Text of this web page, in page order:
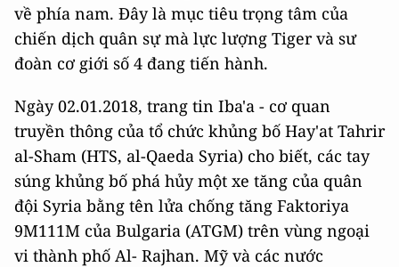
về phía nam. Đây là mục tiêu trọng tâm của
chiến dịch quân sự mà lực lượng Tiger và sư
đoàn cơ giới số 4 đang tiến hành.
Ngày 02.01.2018, trang tin Iba'a - cơ quan
truyền thông của tổ chức khủng bố Hay'at Tahrir
al-Sham (HTS, al-Qaeda Syria) cho biết, các tay
súng khủng bố phá hủy một xe tăng của quân
đội Syria bằng tên lửa chống tăng Faktoriya
9M111M của Bulgaria (ATGM) trên vùng ngoại
vi thành phố Al- Rajhan. Mỹ và các nước